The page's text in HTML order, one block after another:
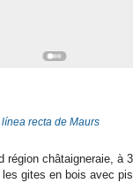
recta de Maurs
région châtaigneraie, à
gites en bois avec